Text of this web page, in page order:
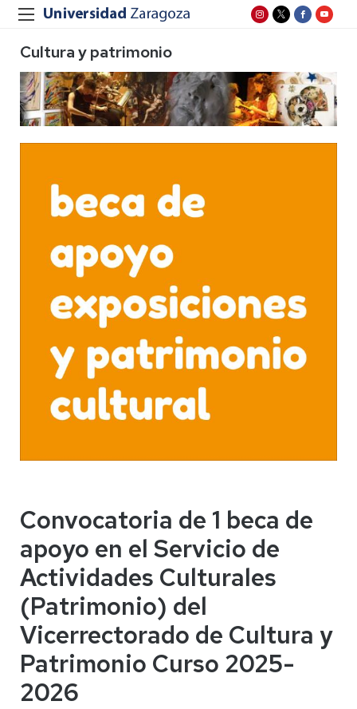
Cultura y patrimonio
Convocatoria de 1 beca de
apoyo en el Servicio de
Actividades Culturales
(Patrimonio) del
Vicerrectorado de Cultura y
Patrimonio Curso 2025-
2026